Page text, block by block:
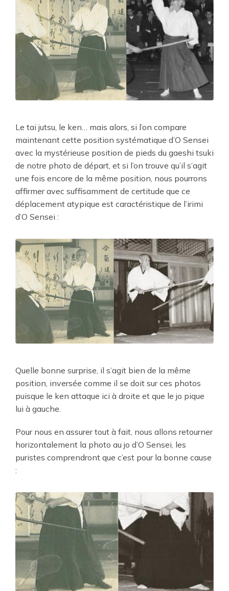
Le tai jutsu, le ken… mais alors, si l’on compare
maintenant cette position systématique d’O Sensei
avec la mystérieuse position de pieds du gaeshi tsuki
de notre photo de départ, et si l’on trouve qu’il s’agit
une fois encore de la même position, nous pourrons
affirmer avec suffisamment de certitude que ce
déplacement atypique est caractéristique de l’irimi
d’O Sensei :
Quelle bonne surprise, il s’agit bien de la même
position, inversée comme il se doit sur ces photos
puisque le ken attaque ici à droite et que le jo pique
lui à gauche.
Pour nous en assurer tout à fait, nous allons retourner
horizontalement la photo au jo d’O Sensei, les
puristes comprendront que c’est pour la bonne cause
: